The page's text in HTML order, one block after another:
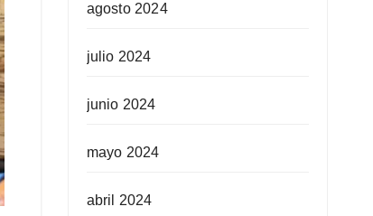
agosto 2024
julio 2024
junio 2024
mayo 2024
abril 2024